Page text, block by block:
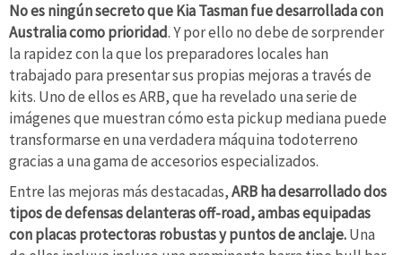
No es ningún secreto que Kia Tasman fue desarrollada con
Australia como prioridad. Y por ello no debe de sorprender
la rapidez con la que los preparadores locales han
trabajado para presentar sus propias mejoras a través de
kits. Uno de ellos es ARB, que ha revelado una serie de
imágenes que muestran cómo esta pickup mediana puede
transformarse en una verdadera máquina todoterreno
gracias a una gama de accesorios especializados.
Entre las mejoras más destacadas,ARB ha desarrollado dos
tipos de defensas delanteras off-road, ambas equipadas
con placas protectoras robustas y puntos de anclaje.Una